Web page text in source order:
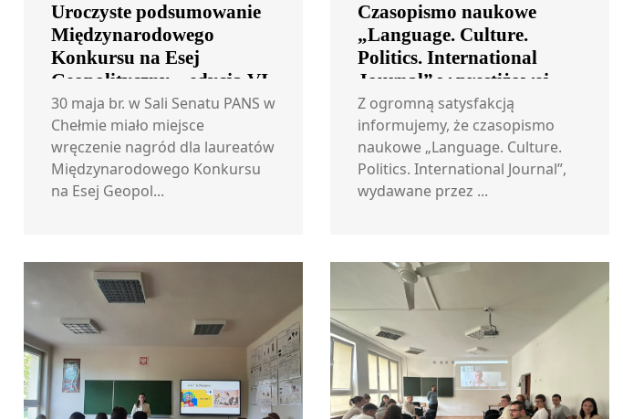
Uroczyste podsumowanie
Międzynarodowego
Konkursu na Esej
Geopolityczny – edycja VI
30 maja br. w Sali Senatu PANS w
Chełmie miało miejsce
wręczenie nagród dla laureatów
Międzynarodowego Konkursu
na Esej Geopol...
Czasopismo naukowe
„Language. Culture.
Politics. International
Journal” w prestiżowej
bazie EBSCO
Z ogromną satysfakcją
informujemy, że czasopismo
naukowe „Language. Culture.
Politics. International Journal”,
wydawane przez ...